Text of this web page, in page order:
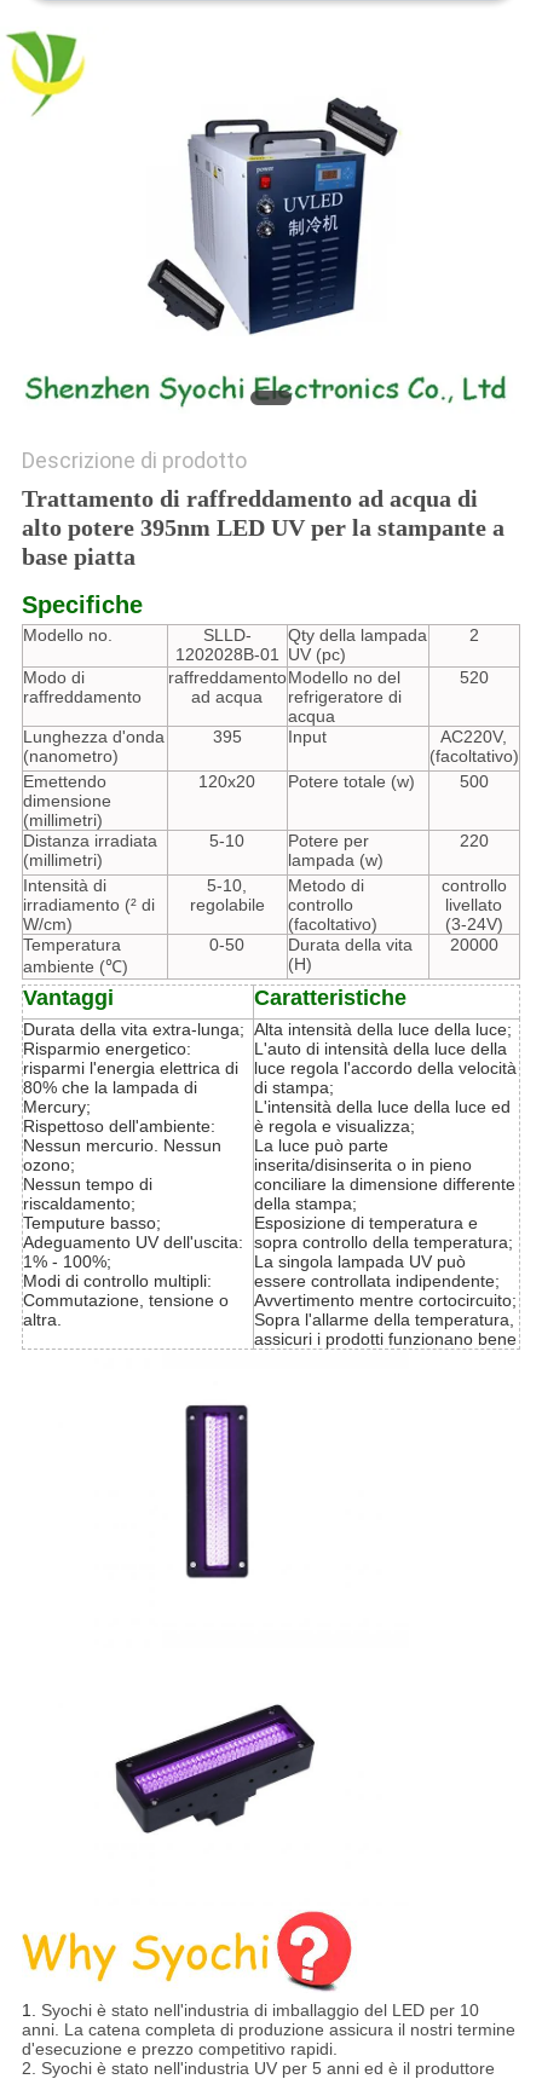
PRIVACY
POLICY
Descrizione di prodotto
Trattamento di raffreddamento ad acqua di
alto potere 395nm LED UV per la stampante a
base piatta
Specifiche
Modello no.
SLLD-
1202028B-01
Qty della lampada
UV (pc)
2
Modo di
raffreddamento
raffreddamento
ad acqua
Modello no del
refrigeratore di
acqua
520
Lunghezza d'onda
(nanometro)
395 Input
AC220V,
(facoltativo)
Emettendo
dimensione
(millimetri)
120x20 Potere totale (w) 500
Distanza irradiata
(millimetri)
5-10
Potere per
lampada (w)
220
Intensità di
irradiamento (² di
W/cm)
5-10,
regolabile
Metodo di
controllo
(facoltativo)
controllo
livellato
(3-24V)
Temperatura
ambiente (℃)
0-50
Durata della vita
(H)
20000
Vantaggi Caratteristiche
Durata della vita extra-lunga;
Risparmio energetico:
risparmi l'energia elettrica di
80% che la lampada di
Mercury;
Rispettoso dell'ambiente:
Nessun mercurio. Nessun
ozono;
Nessun tempo di
riscaldamento;
Temputure basso;
Adeguamento UV dell'uscita:
1% - 100%;
Modi di controllo multipli:
Commutazione, tensione o
altra.
Alta intensità della luce della luce;
L'auto di intensità della luce della
luce regola l'accordo della velocità
di stampa;
L'intensità della luce della luce ed
è regola e visualizza;
La luce può parte
inserita/disinserita o in pieno
conciliare la dimensione differente
della stampa;
Esposizione di temperatura e
sopra controllo della temperatura;
La singola lampada UV può
essere controllata indipendente;
Avvertimento mentre cortocircuito;
Sopra l'allarme della temperatura,
assicuri i prodotti funzionano bene
1. Syochi è stato nell'industria di imballaggio del LED per 10
anni. La catena completa di produzione assicura il nostri termine
d'esecuzione e prezzo competitivo rapidi.
2. Syochi è stato nell'industria UV per 5 anni ed è il produttore